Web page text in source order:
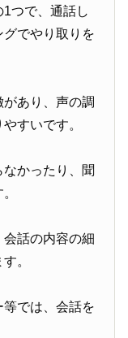
つで、通話し
でやり取りを
あり、声の調
すいです。
かったり、聞
話の内容の細
。
では、会話を